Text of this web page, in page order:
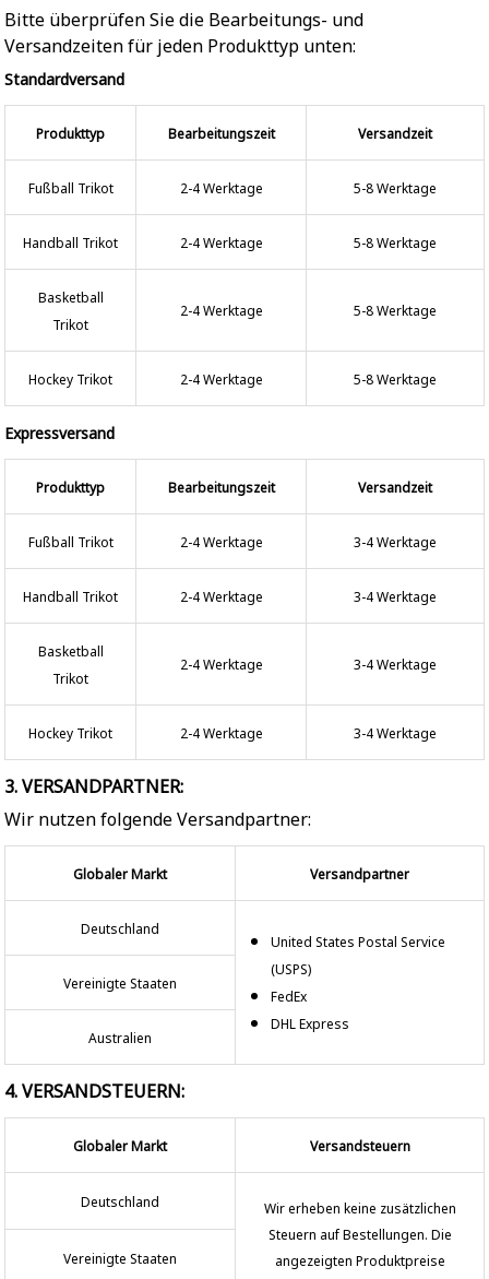
Bitte überprüfen Sie die Bearbeitungs- und
Versandzeiten für jeden Produkttyp unten:
Standardversand
Produkttyp Bearbeitungszeit Versandzeit
Fußball Trikot 2-4 Werktage 5-8 Werktage
Handball Trikot 2-4 Werktage 5-8 Werktage
Basketball
Trikot
2-4 Werktage 5-8 Werktage
Hockey Trikot 2-4 Werktage 5-8 Werktage
Expressversand
Produkttyp Bearbeitungszeit Versandzeit
Fußball Trikot 2-4 Werktage 3-4 Werktage
Handball Trikot 2-4 Werktage 3-4 Werktage
Basketball
Trikot
2-4 Werktage 3-4 Werktage
Hockey Trikot 2-4 Werktage 3-4 Werktage
3. VERSANDPARTNER:
Wir nutzen folgende Versandpartner:
Globaler Markt Versandpartner
Deutschland
United States Postal Service
(USPS)
FedEx
DHL Express
Vereinigte Staaten
Australien
4. VERSANDSTEUERN:
Globaler Markt Versandsteuern
Deutschland
Wir erheben keine zusätzlichen
Steuern auf Bestellungen. Die
angezeigten Produktpreise
Vereinigte Staaten